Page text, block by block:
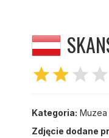
starstar star star
Kategoria: Muzea
Zdjęcie dodane